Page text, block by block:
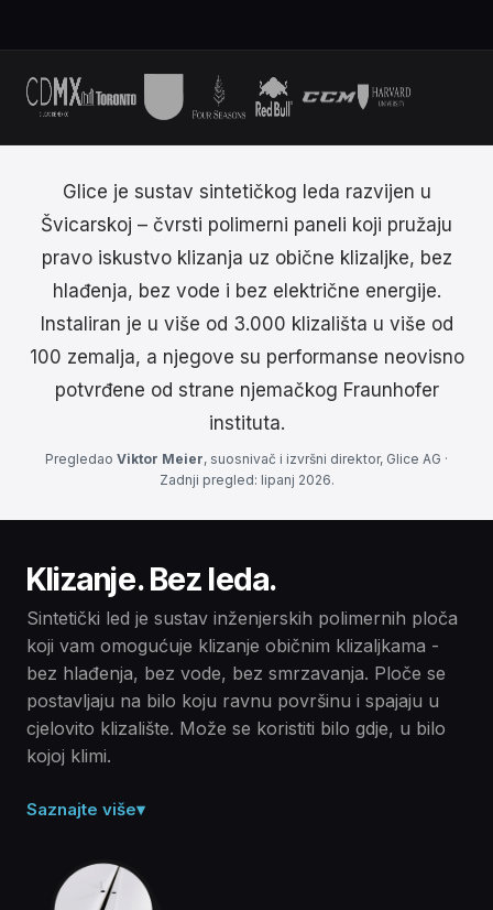
Glice je sustav sintetičkog leda razvijen u
Švicarskoj – čvrsti polimerni paneli koji pružaju
pravo iskustvo klizanja uz obične klizaljke, bez
hlađenja, bez vode i bez električne energije.
Instaliran je u više od 3.000 klizališta u više od
100 zemalja, a njegove su performanse neovisno
potvrđene od strane njemačkog Fraunhofer
instituta.
Pregledao Viktor Meier, suosnivač i izvršni direktor, Glice AG ·
Zadnji pregled: lipanj 2026.
Klizanje. Bez leda.
Sintetički led je sustav inženjerskih polimernih ploča
koji vam omogućuje klizanje običnim klizaljkama -
bez hlađenja, bez vode, bez smrzavanja. Ploče se
postavljaju na bilo koju ravnu površinu i spajaju u
cjelovito klizalište. Može se koristiti bilo gdje, u bilo
kojoj klimi.
Saznajte više▾
Čvrsti polimer, a ne led.